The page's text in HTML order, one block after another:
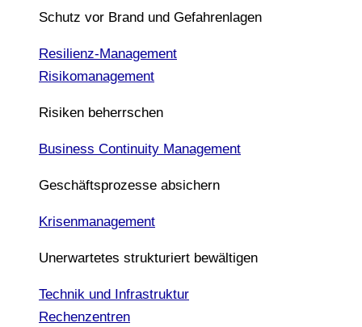
Schutz vor Brand und Gefahrenlagen
Resilienz-Management
Risikomanagement
Risiken beherrschen
Business Continuity Management
Geschäftsprozesse absichern
Krisenmanagement
Unerwartetes strukturiert bewältigen
Technik und Infrastruktur
Rechenzentren